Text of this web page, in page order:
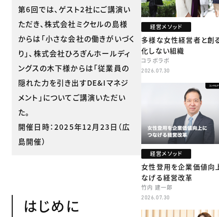
第6回では、ゲスト2社にご講演い
ただき、株式会社ミクセルの島様
からは「小さな会社の働きがいづく
り」、株式会社ひろぎんホールディ
ングスの木下様からは「従業員の
隠れた力を引き出すDE&Iマネジ
メント」についてご講演いただい
た。
開催日時：2025年12月23日（広
島開催）
はじめに
経営メソッド
多様な女性経営者と創
化しない組織
コラボラボ
2026.07.30
経営メソッド
女性登用を企業価値向
なげる経営改革
竹内 建一郎
2026.07.30